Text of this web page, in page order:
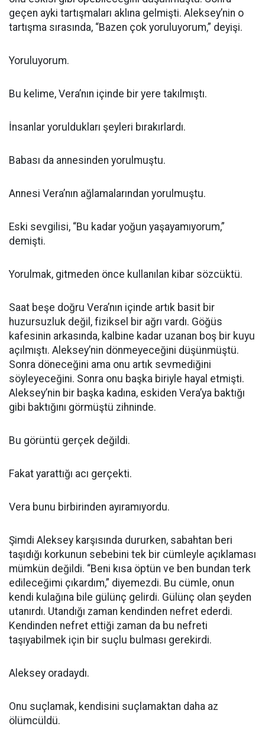
geçen ayki tartışmaları aklına gelmişti. Aleksey’nin o
tartışma sırasında, “Bazen çok yoruluyorum,” deyişi.
Yoruluyorum.
Bu kelime, Vera’nın içinde bir yere takılmıştı.
İnsanlar yoruldukları şeyleri bırakırlardı.
Babası da annesinden yorulmuştu.
Annesi Vera’nın ağlamalarından yorulmuştu.
Eski sevgilisi, “Bu kadar yoğun yaşayamıyorum,”
demişti.
Yorulmak, gitmeden önce kullanılan kibar sözcüktü.
Saat beşe doğru Vera’nın içinde artık basit bir
huzursuzluk değil, fiziksel bir ağrı vardı. Göğüs
kafesinin arkasında, kalbine kadar uzanan boş bir kuyu
açılmıştı. Aleksey’nin dönmeyeceğini düşünmüştü.
Sonra döneceğini ama onu artık sevmediğini
söyleyeceğini. Sonra onu başka biriyle hayal etmişti.
Aleksey’nin bir başka kadına, eskiden Vera’ya baktığı
gibi baktığını görmüştü zihninde.
Bu görüntü gerçek değildi.
Fakat yarattığı acı gerçekti.
Vera bunu birbirinden ayıramıyordu.
Şimdi Aleksey karşısında dururken, sabahtan beri
taşıdığı korkunun sebebini tek bir cümleyle açıklaması
mümkün değildi. “Beni kısa öptün ve ben bundan terk
edileceğimi çıkardım,” diyemezdi. Bu cümle, onun
kendi kulağına bile gülünç gelirdi. Gülünç olan şeyden
utanırdı. Utandığı zaman kendinden nefret ederdi.
Kendinden nefret ettiği zaman da bu nefreti
taşıyabilmek için bir suçlu bulması gerekirdi.
Aleksey oradaydı.
Onu suçlamak, kendisini suçlamaktan daha az
ölümcüldü.